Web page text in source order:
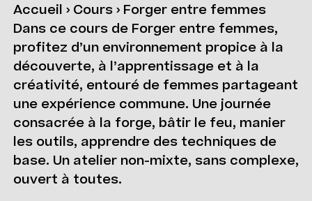
Accueil › Cours› Forger entre femmes
Dans ce cours de Forger entre femmes,
profitez d’un environnement propice à la
découverte, à l’apprentissage et à la
créativité, entouré de femmes partageant
une expérience commune. Une journée
consacrée à la forge, bâtir le feu, manier
les outils, apprendre des techniques de
base. Un atelier non-mixte, sans complexe,
ouvert à toutes.